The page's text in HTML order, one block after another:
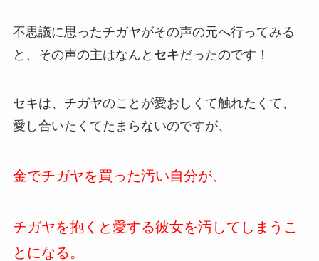
不思議に思ったチガヤがその声の元へ行ってみる
と、その声の主はなんと セキだったのです！
セキは、チガヤのことが愛おしくて触れたくて、
愛し合いたくてたまらないのですが、
金でチガヤを買った汚い自分が、
チガヤを抱くと愛する彼女を汚してしまうこ
とになる。